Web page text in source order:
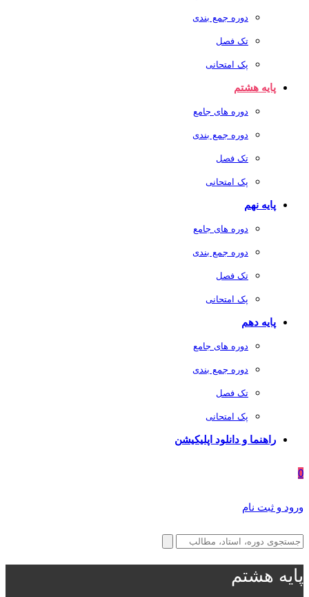
دوره جمع بندی
تک فصل
پک امتحانی
پایه هشتم
دوره های جامع
دوره جمع بندی
تک فصل
پک امتحانی
پایه نهم
دوره های جامع
دوره جمع بندی
تک فصل
پک امتحانی
پایه دهم
دوره های جامع
دوره جمع بندی
تک فصل
پک امتحانی
راهنما و دانلود اپلیکیشن
0
ورود و ثبت نام
پایه هشتم